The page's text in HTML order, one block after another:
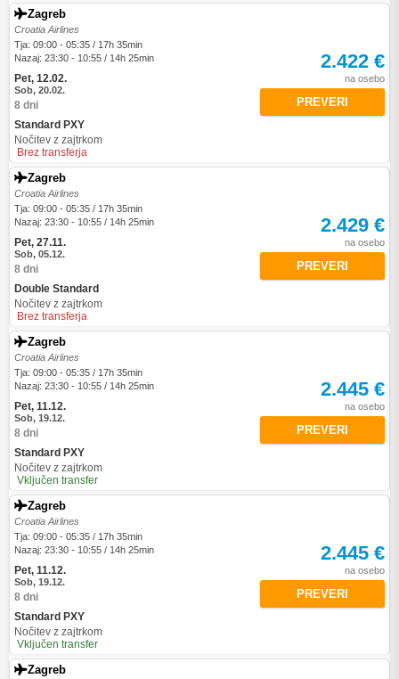
Zagreb
Croatia Airlines
Tja: 09:00 - 05:35 / 17h 35min
Nazaj: 23:30 - 10:55 / 14h 25min
Pet, 12.02.
Sob, 20.02.
8 dni
Standard PXY
Nočitev z zajtrkom
Brez transferja
2.422 €
na osebo
PREVERI
Zagreb
Croatia Airlines
Tja: 09:00 - 05:35 / 17h 35min
Nazaj: 23:30 - 10:55 / 14h 25min
Pet, 27.11.
Sob, 05.12.
8 dni
Double Standard
Nočitev z zajtrkom
Brez transferja
2.429 €
na osebo
PREVERI
Zagreb
Croatia Airlines
Tja: 09:00 - 05:35 / 17h 35min
Nazaj: 23:30 - 10:55 / 14h 25min
Pet, 11.12.
Sob, 19.12.
8 dni
Standard PXY
Nočitev z zajtrkom
Vključen transfer
2.445 €
na osebo
PREVERI
Zagreb
Croatia Airlines
Tja: 09:00 - 05:35 / 17h 35min
Nazaj: 23:30 - 10:55 / 14h 25min
Pet, 11.12.
Sob, 19.12.
8 dni
Standard PXY
Nočitev z zajtrkom
Vključen transfer
2.445 €
na osebo
PREVERI
Zagreb